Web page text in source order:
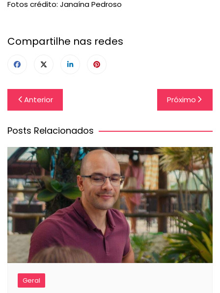
Fotos crédito: Janaína Pedroso
Compartilhe nas redes
Navegação
de
Post
Anterior Próximo
Posts Relacionados
Geral